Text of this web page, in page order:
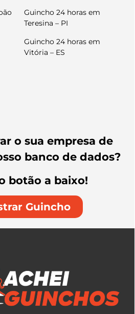
Guincho 24 horas em
Teresina – PI
Guincho 24 horas em
Vitória – ES
o sua empresa de
banco de dados?
botão a baixo!
Guincho